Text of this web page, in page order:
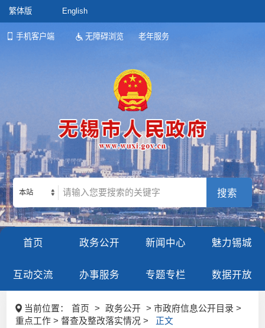
繁体版 English
手机客户端 无障碍浏览 老年服务
本站
首页 政务公开 新闻中心 魅力锡城
互动交流 办事服务 专题专栏 数据开放
当前位置： 首页 > 政务公开
> 市政府信息公开目录 >
重点工作 > 督查及整改落实情况 >
正文